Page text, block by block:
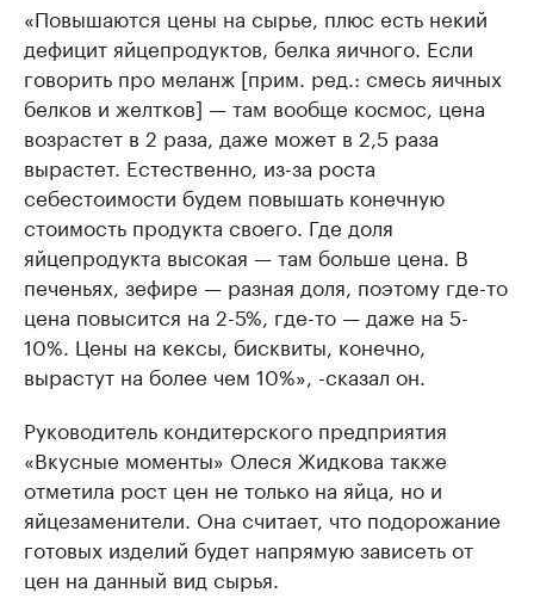
«Повышаются цены на сырье, плюс есть некий
дефицит яйцепродуктов, белка яичного. Если
говорить про меланж [прим. ред.: смесь яичных
белков и желтков] — там вообще космос, цена
возрастет в 2 раза, даже может в 2,5 раза
вырастет. Естественно, из-за роста
себестоимости будем повышать конечную
стоимость продукта своего. Где доля
яйцепродукта высокая — там больше цена. В
печеньях, зефире — разная доля, поэтому где-то
цена повысится на 2-5%, где-то — даже на 5-
10%. Цены на кексы, бисквиты, конечно,
вырастут на более чем 10%», -сказал он.
Руководитель кондитерского предприятия
«Вкусные моменты» Олеся Жидкова также
отметила рост цен не только на яйца, но и
яйцезаменители. Она считает, что подорожание
готовых изделий будет напрямую зависеть от
цен на данный вид сырья.